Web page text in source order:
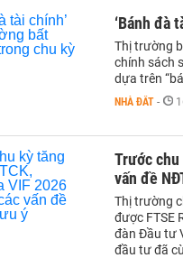
‘Bánh đà
Thị trường
chính sách
dựa trên
NHÀ ĐẤT -
Trước chu
vấn đề
Thị trường
được FTSE
đàn Đầu tư
đầu tư đã